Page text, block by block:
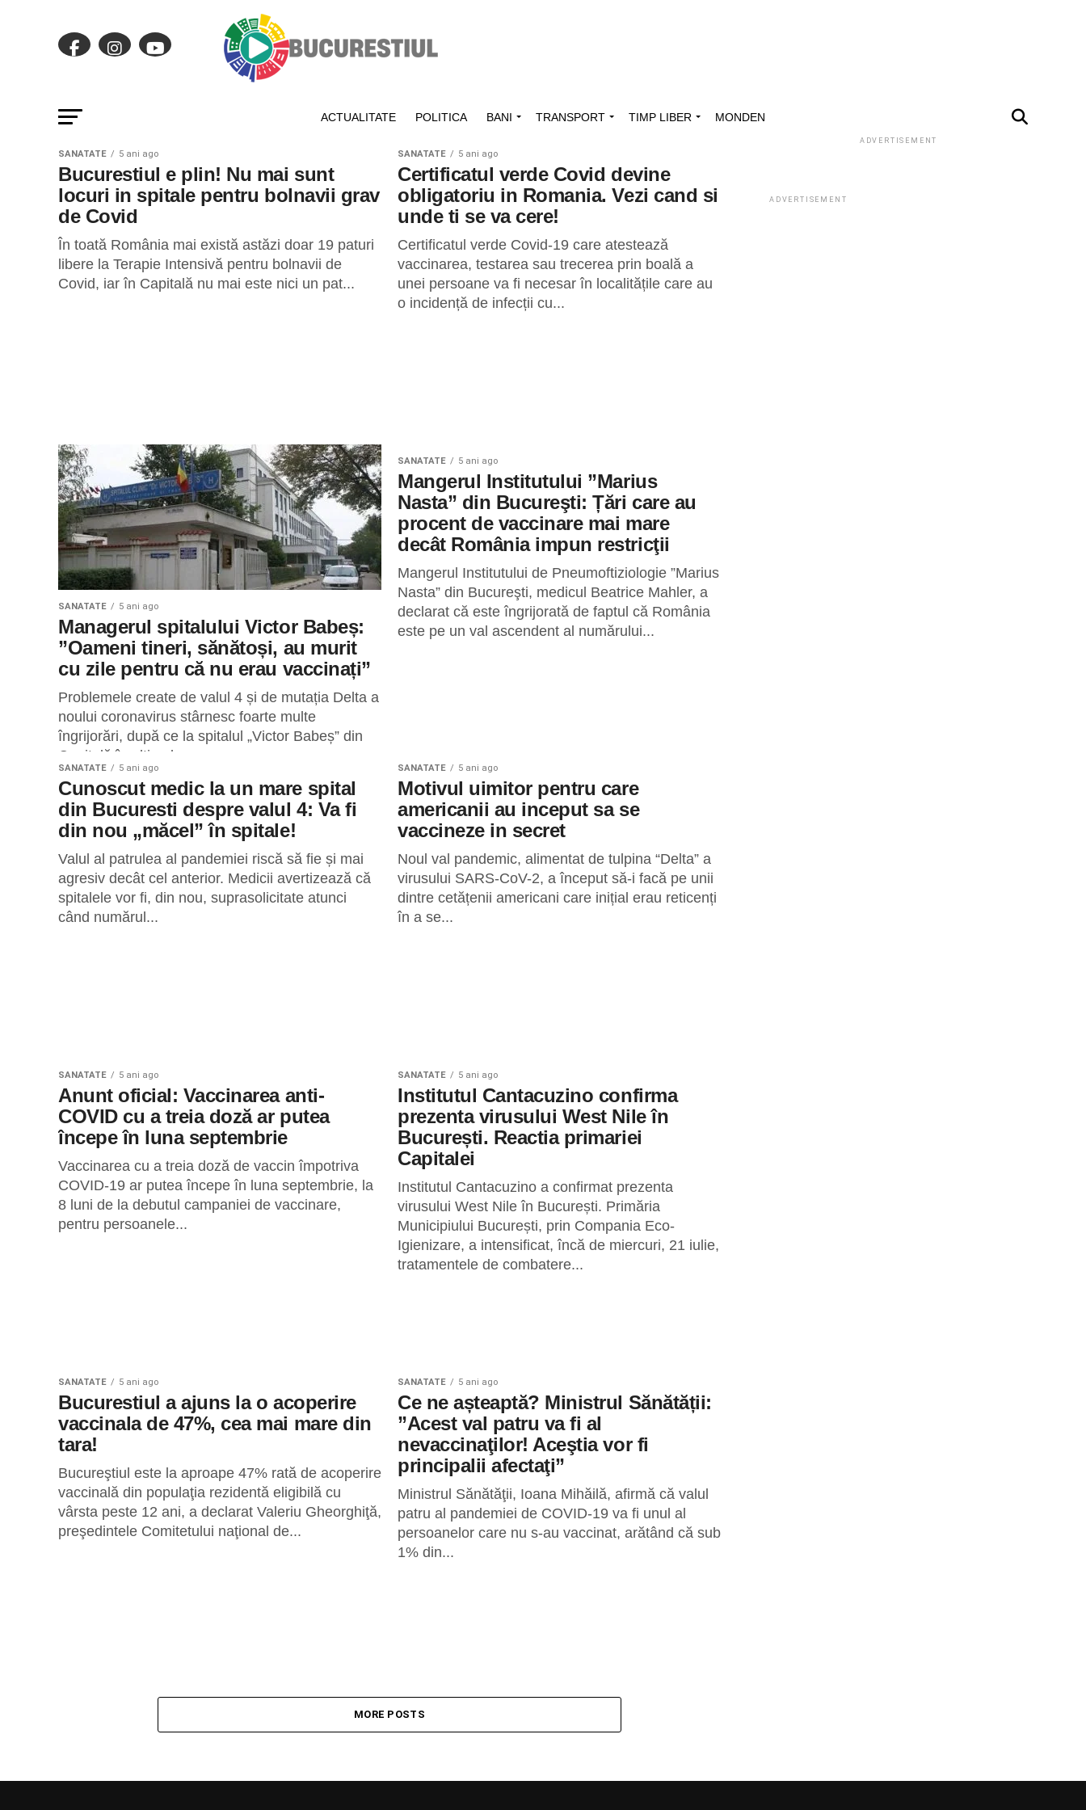
ACTUALITATE POLITICA BANI TRANSPORT TIMP LIBER MONDEN
SANATATE 5 ani ago
Bucurestiul e plin! Nu mai sunt
locuri in spitale pentru bolnavii grav
de Covid
În toată România mai există astăzi doar 19 paturi
libere la Terapie Intensivă pentru bolnavii de
Covid, iar în Capitală nu mai este nici un pat...
SANATATE 5 ani ago
Certificatul verde Covid devine
obligatoriu in Romania. Vezi cand si
unde ti se va cere!
Certificatul verde Covid-19 care atestează
vaccinarea, testarea sau trecerea prin boală a
unei persoane va fi necesar în localitățile care au
o incidență de infecții cu...
SANATATE 5 ani ago
Managerul spitalului Victor Babeș:
”Oameni tineri, sănătoși, au murit
cu zile pentru că nu erau vaccinați”
Problemele create de valul 4 și de mutația Delta a
noului coronavirus stârnesc foarte multe
îngrijorări, după ce la spitalul „Victor Babeș” din
Capitală în ultimele...
SANATATE 5 ani ago
Mangerul Institutului ”Marius
Nasta” din Bucureşti: Țări care au
procent de vaccinare mai mare
decât România impun restricţii
Mangerul Institutului de Pneumoftiziologie ”Marius
Nasta” din Bucureşti, medicul Beatrice Mahler, a
declarat că este îngrijorată de faptul că România
este pe un val ascendent al numărului...
SANATATE 5 ani ago
Cunoscut medic la un mare spital
din Bucuresti despre valul 4: Va fi
din nou „măcel” în spitale!
Valul al patrulea al pandemiei riscă să fie și mai
agresiv decât cel anterior. Medicii avertizează că
spitalele vor fi, din nou, suprasolicitate atunci
când numărul...
SANATATE 5 ani ago
Motivul uimitor pentru care
americanii au inceput sa se
vaccineze in secret
Noul val pandemic, alimentat de tulpina “Delta” a
virusului SARS-CoV-2, a început să-i facă pe unii
dintre cetățenii americani care inițial erau reticenți
în a se...
SANATATE 5 ani ago
Anunt oficial: Vaccinarea anti-
COVID cu a treia doză ar putea
începe în luna septembrie
Vaccinarea cu a treia doză de vaccin împotriva
COVID-19 ar putea începe în luna septembrie, la
8 luni de la debutul campaniei de vaccinare,
pentru persoanele...
SANATATE 5 ani ago
Institutul Cantacuzino confirma
prezenta virusului West Nile în
București. Reactia primariei
Capitalei
Institutul Cantacuzino a confirmat prezenta
virusului West Nile în București. Primăria
Municipiului București, prin Compania Eco-
Igienizare, a intensificat, încă de miercuri, 21 iulie,
tratamentele de combatere...
SANATATE 5 ani ago
Bucurestiul a ajuns la o acoperire
vaccinala de 47%, cea mai mare din
tara!
Bucureştiul este la aproape 47% rată de acoperire
vaccinală din populaţia rezidentă eligibilă cu
vârsta peste 12 ani, a declarat Valeriu Gheorghiţă,
preşedintele Comitetului naţional de...
SANATATE 5 ani ago
Ce ne așteaptă? Ministrul Sănătății:
”Acest val patru va fi al
nevaccinaţilor! Aceştia vor fi
principalii afectaţi”
Ministrul Sănătăţii, Ioana Mihăilă, afirmă că valul
patru al pandemiei de COVID-19 va fi unul al
persoanelor care nu s-au vaccinat, arătând că sub
1% din...
MORE POSTS
ADVERTISEMENT
ADVERTISEMENT